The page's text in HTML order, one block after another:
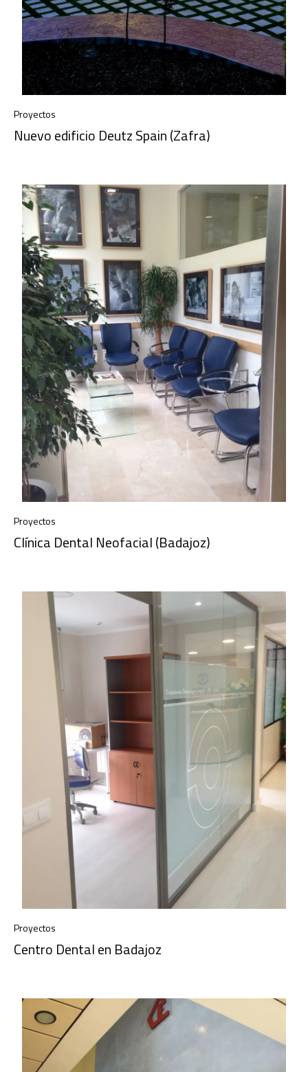
Proyectos
Nuevo edificio Deutz Spain (Zafra)
Proyectos
Clínica Dental Neofacial (Badajoz)
Proyectos
Centro Dental en Badajoz